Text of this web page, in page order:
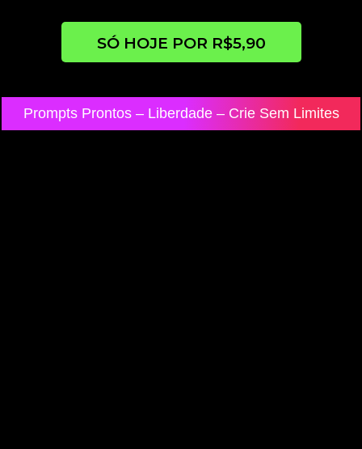
SÓ HOJE POR R$5,90
Prompts Prontos – Liberdade – Crie Sem Limites